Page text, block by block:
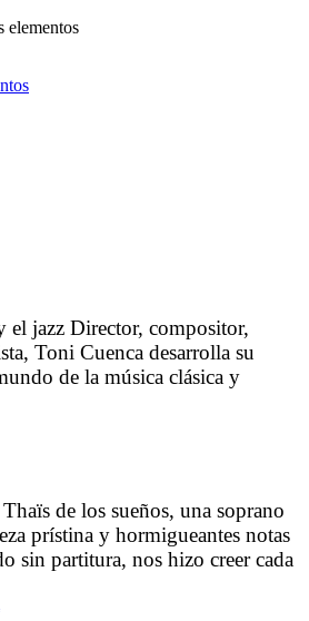
elementos
el jazz Director, compositor,
Toni Cuenca desarrolla su
de la música clásica y
de músicos de renombre
en el Conservatorio de
en […]
de los sueños, una soprano
prístina y hormigueantes notas
sin partitura, nos hizo creer cada
en ópera como en conciertos,